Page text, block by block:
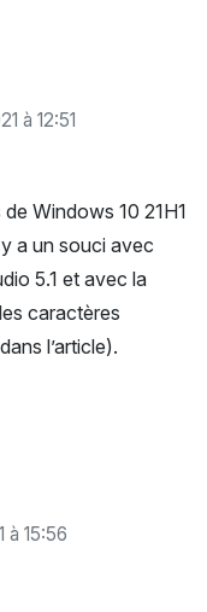
à 12:51
Windows 10 21H1
a un souci avec
5.1 et avec la
caractères
l’article).
à 15:56